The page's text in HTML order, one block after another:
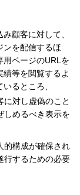
顧客に対して、
ンを配信するほ
用ページのURLを
等を閲覧するよ
るところ、
対し虚偽のこと
しめるべき表示を
的構成が確保され
行するための必要